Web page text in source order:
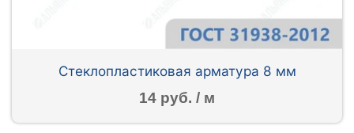
Стеклопластиковая арматура 8 мм
14 руб. / м